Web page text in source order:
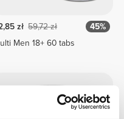
zł 59,72 zł
45%
Men 18+ 60 tabs